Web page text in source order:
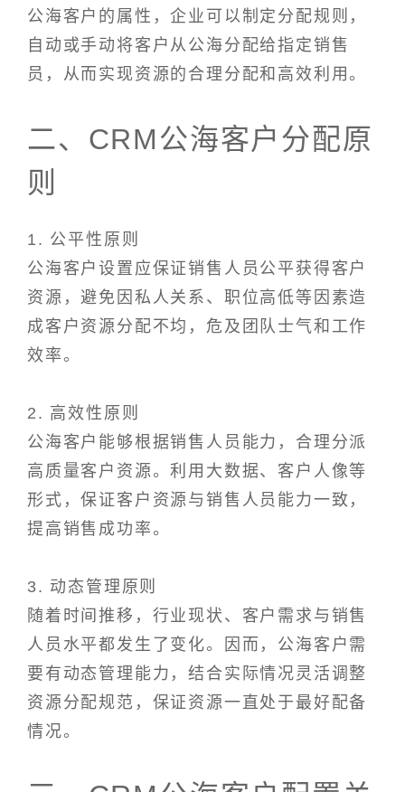
公海客户的属性，企业可以制定分配规则，
自动或手动将客户从公海分配给指定销售
员，从而实现资源的合理分配和高效利用。
二、CRM公海客户分配原
则
1. 公平性原则
公海客户设置应保证销售人员公平获得客户
资源，避免因私人关系、职位高低等因素造
成客户资源分配不均，危及团队士气和工作
效率。
2. 高效性原则
公海客户能够根据销售人员能力，合理分派
高质量客户资源。利用大数据、客户人像等
形式，保证客户资源与销售人员能力一致，
提高销售成功率。
3. 动态管理原则
随着时间推移，行业现状、客户需求与销售
人员水平都发生了变化。因而，公海客户需
要有动态管理能力，结合实际情况灵活调整
资源分配规范，保证资源一直处于最好配备
情况。